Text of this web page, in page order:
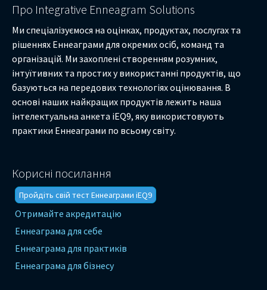
Про Integrative Enneagram Solutions
Ми спеціалізуємося на оцінках, продуктах, послугах та
рішеннях Еннеаграми для окремих осіб, команд та
організацій. Ми захоплені створенням розумних,
інтуїтивних та простих у використанні продуктів, що
базуються на передових технологіях оцінювання. В
основі наших найкращих продуктів лежить наша
інтелектуальна анкета iEQ9, яку використовують
практики Еннеаграми по всьому світу.
Корисні посилання
Пройдіть свій тест Еннеаграми iEQ9
Отримайте акредитацію
Еннеаграма для себе
Еннеаграма для практиків
Еннеаграма для бізнесу